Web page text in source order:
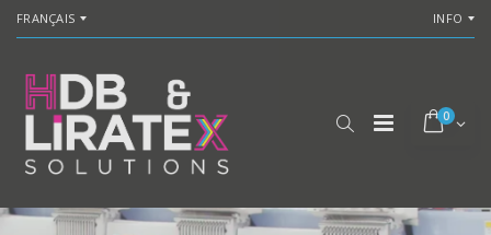
FRANÇAIS INFO
0